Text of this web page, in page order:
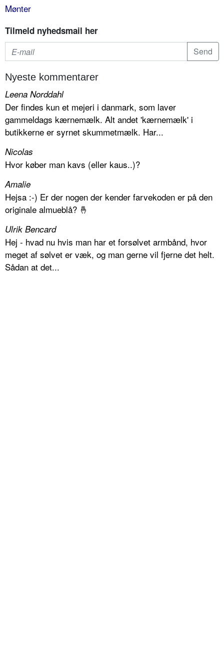
Mønter
Tilmeld nyhedsmail her
Nyeste kommentarer
Leena Norddahl
Der findes kun et mejeri i danmark, som laver
gammeldags kærnemælk. Alt andet 'kærnemælk' i
butikkerne er syrnet skummetmælk. Har...
Nicolas
Hvor køber man kavs (eller kaus..)?
Amalie
Hejsa :-) Er der nogen der kender farvekoden er på den
originale almueblå? 🤞
Ulrik Bencard
Hej - hvad nu hvis man har et forsølvet armbånd, hvor
meget af sølvet er væk, og man gerne vil fjerne det helt.
Sådan at det...